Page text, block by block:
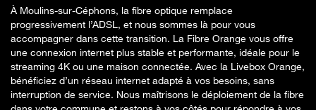
À Moulins-sur-Céphons, la fibre optique remplace
progressivement l’ADSL, et nous sommes là pour vous
accompagner dans cette transition. La Fibre Orange vous offre
une connexion internet plus stable et performante, idéale pour le
streaming 4K ou une maison connectée. Avec la Livebox Orange,
bénéficiez d’un réseau internet adapté à vos besoins, sans
interruption de service. Nous maîtrisons le déploiement de la fibre